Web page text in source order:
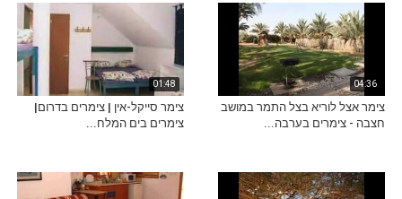
04:36
צימר אצל לוריא בצל התמר במושב
חצבה - צימרים בערבה...
01:48
צימר סייקל-אין | צימרים בדרום|
צימרים בים המלח...